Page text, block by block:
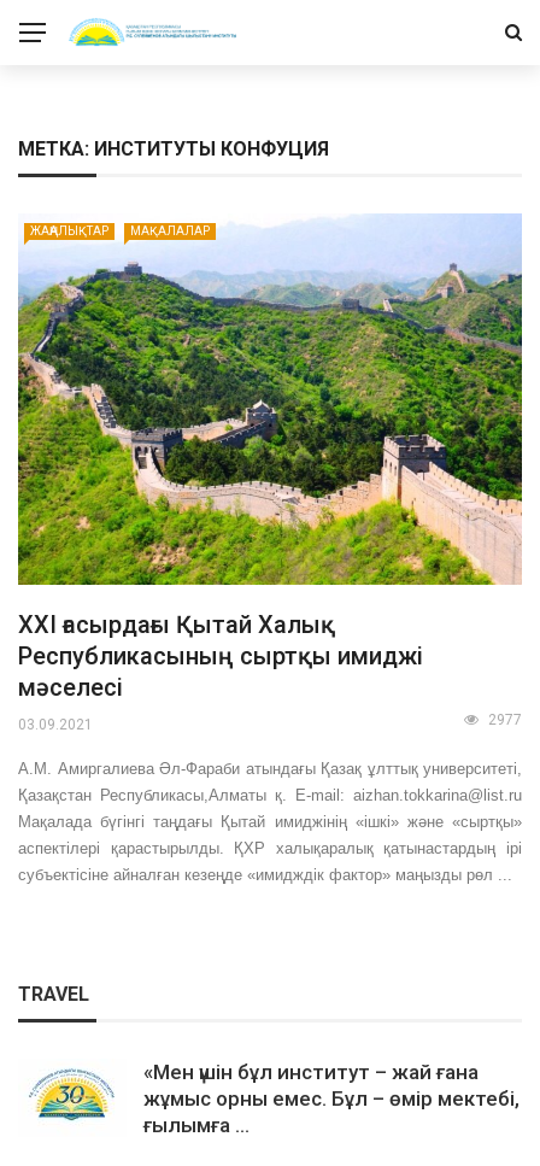
МЕТКА: ИНСТИТУТЫ КОНФУЦИЯ
ЖАҢАЛЫҚТАР МАҚАЛАЛАР
ХХІ ғасырдағы Қытай Халық
Республикасының сыртқы имиджі
мәселесі
03.09.2021 2977
А.М. Амиргалиева Әл-Фараби атындағы Қазақ ұлттық университеті,
Қазақстан Республикасы,Алматы қ. E-mail: aizhan.tokkarina@list.ru
Мақалада бүгінгі таңдағы Қытай имиджінің «ішкі» және «сыртқы»
аспектілері қарастырылды. ҚХР халықаралық қатынастардың ірі
субъектісіне айналған кезеңде «имидждік фактор» маңызды рөл ...
TRAVEL
«Мен үшін бұл институт – жай ғана
жұмыс орны емес. Бұл – өмір мектебі,
ғылымға ...